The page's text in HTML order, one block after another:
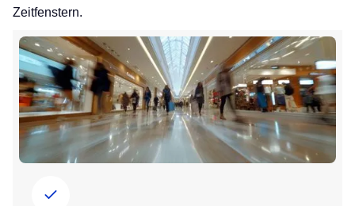
Zeitfenstern.